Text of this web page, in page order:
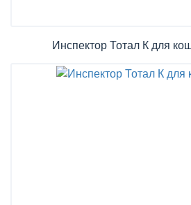
Инспектор Тотал К для